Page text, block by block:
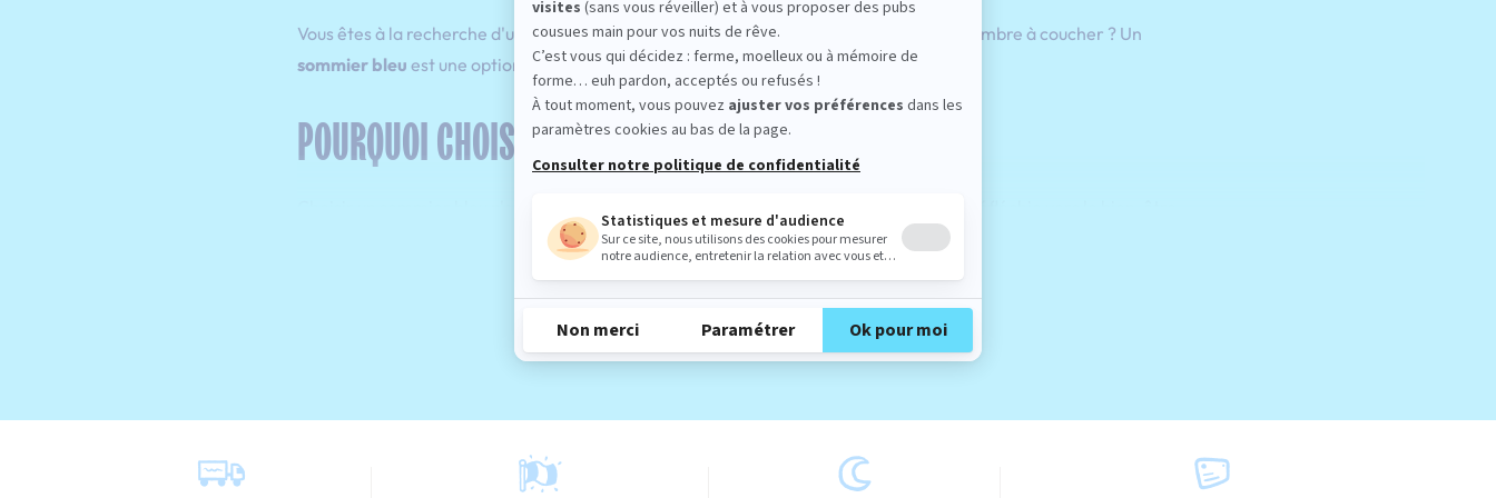
Vous êtes à la recherche d'une touche originale pour rehausser l'ambiance de votre chambre à coucher ? Un
sommier bleu est une option aussi élégante qu'innovante.
POURQUOI CHOISIR UN SOMMIER BLEU ?
symbole de tranquillité et d'harmonie. Elle favorise la détente et réduit le stress,
créant une atmosphère propice au repos. En incorporant un sommier tapissier de cette couleur dans votre
chambre, vous vous assurez non seulement un sommeil réparateur, mais aussi unespace qui encourage la
accessoires avec des nuances de bleu pour créer une cohérence visuelle.